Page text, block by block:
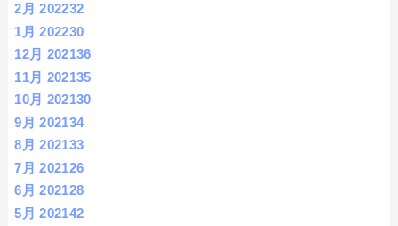
2月 202232
1月 202230
12月 202136
11月 202135
10月 202130
9月 202134
8月 202133
7月 202126
6月 202128
5月 202142